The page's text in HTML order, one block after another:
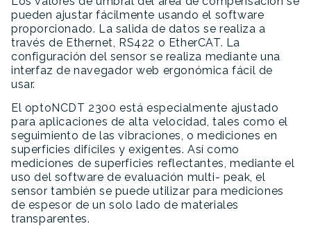
pueden ajustar fácilmente usando el software
proporcionado. La salida de datos se realiza a
través de Ethernet, RS422 o EtherCAT. La
configuración del sensor se realiza mediante una
interfaz de navegador web ergonómica fácil de
usar.
El optoNCDT 2300 está especialmente ajustado
para aplicaciones de alta velocidad, tales como el
seguimiento de las vibraciones, o mediciones en
superficies difíciles y exigentes. Así como
mediciones de superficies reflectantes, mediante el
uso del software de evaluación multi- peak, el
sensor también se puede utilizar para mediciones
de espesor de un solo lado de materiales
transparentes.